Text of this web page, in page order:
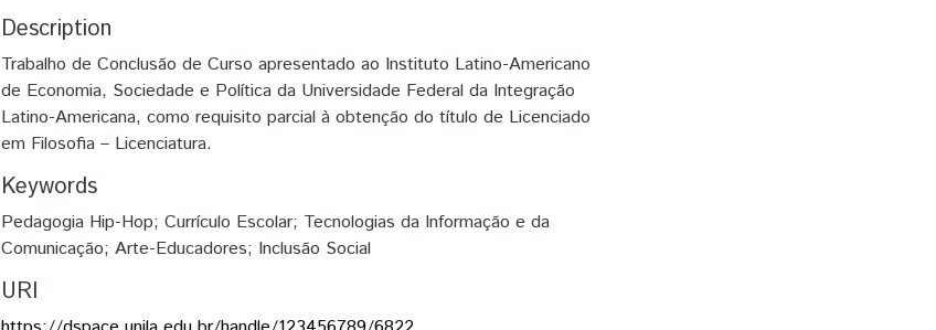
Description
Trabalho de Conclusão de Curso apresentado ao Instituto Latino-Americano
de Economia, Sociedade e Política da Universidade Federal da Integração
Latino-Americana, como requisito parcial à obtenção do título de Licenciado
em Filosofia – Licenciatura.
Keywords
Pedagogia Hip-Hop; Currículo Escolar; Tecnologias da Informação e da
Comunicação; Arte-Educadores; Inclusão Social
URI